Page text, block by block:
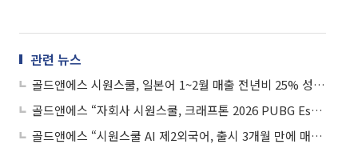
관련 뉴스
골드앤에스 시원스쿨, 일본어 1~2월 매출 전년비 25% 성장…AI 학습 도입 효과 가시화
골드앤에스 “자회사 시원스쿨, 크래프톤 2026 PUBG Esports PWS 파트너십 체결”
골드앤에스 “시원스쿨 AI 제2외국어, 출시 3개월 만에 매출 두 자릿수 비중”